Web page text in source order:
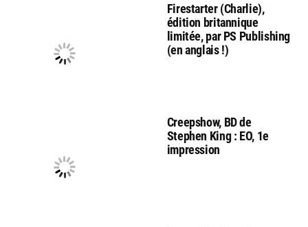
Firestarter (Charlie),
édition britannique
limitée, par PS Publishing
(en anglais !)
Creepshow, BD de
Stephen King : EO, 1e
impression